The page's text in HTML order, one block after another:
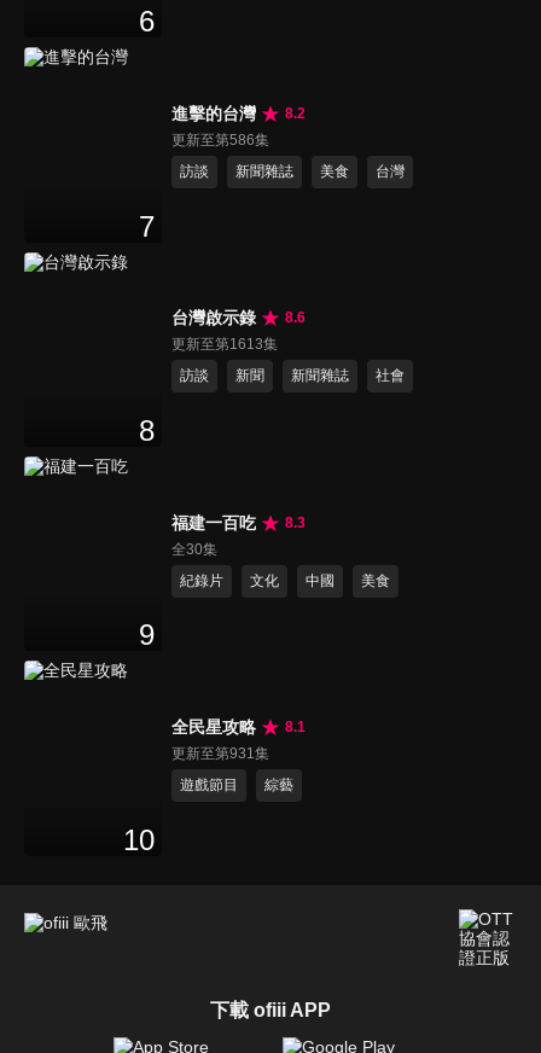
6
7
進擊的台灣
8.2
更新至第586集
訪談
新聞雜誌 美食 台灣
8
台灣啟示錄
8.6
更新至第1613集
訪談
新聞 新聞雜誌 社會
9
福建一百吃
8.3
全30集
紀錄片
文化 中國 美食
10
全民星攻略
8.1
更新至第931集
遊戲節目
綜藝
下載 ofiii APP